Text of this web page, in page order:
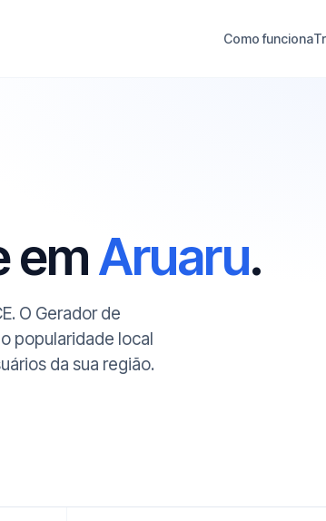
Como funciona
emAruaru.
O Gerador de
popularidade local
da sua região.